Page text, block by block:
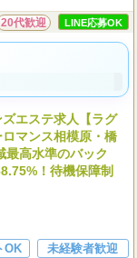
エステ求人【ラグ
ロマンス相模原・橋